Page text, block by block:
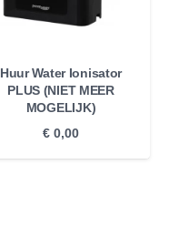
Huur Water Ionisator
PLUS (NIET MEER
MOGELIJK)
€ 0,00